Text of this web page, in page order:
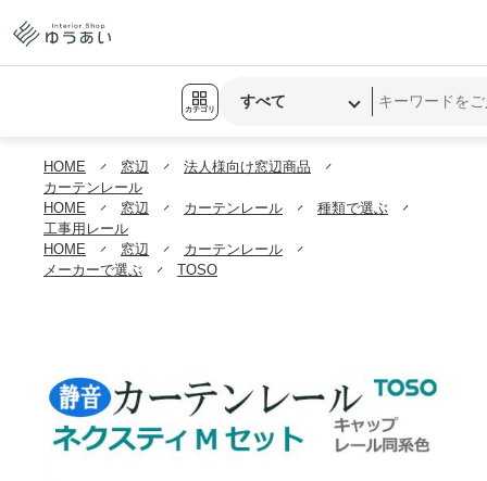
カテゴリ
HOME 窓辺
法人様向け窓辺商品
カーテンレール
HOME
窓辺 カーテンレール
種類で選ぶ
工事用レール
HOME
窓辺
カーテンレール
メーカーで選ぶ
TOSO